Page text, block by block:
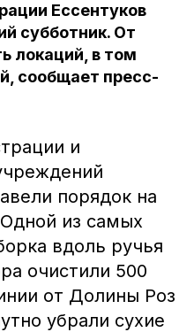
Ессентуков
субботник. От
локаций, в том
сообщает пресс-
и
порядок на
из самых
вдоль ручья
очистили 500
от Долины Роз
убрали сухие